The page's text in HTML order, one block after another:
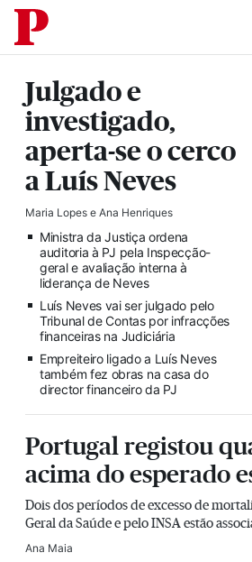
Saltar para o conteúdo
PÚBLICO
DESTAQUES
Julgado e
investigado,
aperta-se o cerco
a Luís Neves
Maria Lopes e Ana Henriques
Ministra da Justiça ordena
auditoria à PJ pela Inspecção-
geral e avaliação interna à
liderança de Neves
Luís Neves vai ser julgado pelo
Tribunal de Contas por infracções
financeiras na Judiciária
Empreiteiro ligado a Luís Neves
também fez obras na casa do
director financeiro da PJ
Portugal registou
acima do esperado
Dois dos períodos de excesso de
Geral da Saúde e pelo INSA estão
Ana Maia